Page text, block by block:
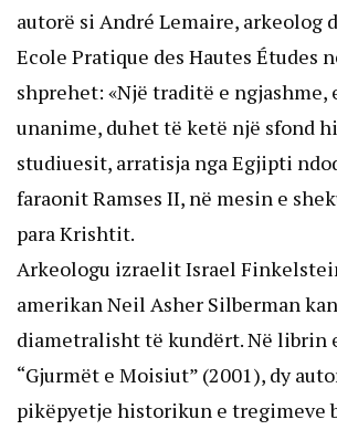
autorë si André Lemaire, arkeolog
Ecole Pratique des Hautes Études
shprehet: «Një traditë e ngjashme,
unanime, duhet të ketë një sfond
studiuesit, arratisja nga Egjipti
faraonit Ramses II, në mesin e
para Krishtit.
Arkeologu izraelit Israel
amerikan Neil Asher Silberman
diametralisht të kundërt. Në librin
“Gjurmët e Moisiut” (2001), dy
pikëpyetje historikun e tregimeve